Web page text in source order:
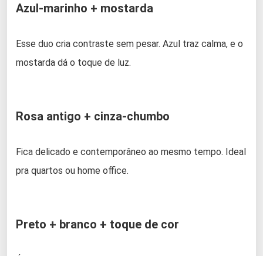
Azul-marinho + mostarda
Esse duo cria contraste sem pesar. Azul traz calma, e o
mostarda dá o toque de luz.
Rosa antigo + cinza-chumbo
Fica delicado e contemporâneo ao mesmo tempo. Ideal
pra quartos ou home office.
Preto + branco + toque de cor